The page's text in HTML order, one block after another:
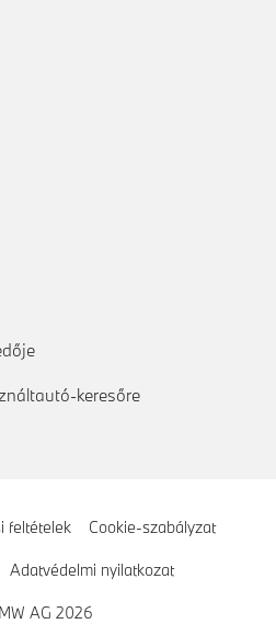
keresőre
feltételek Cookie-szabályzat
Adatvédelmi nyilatkozat
AG 2026